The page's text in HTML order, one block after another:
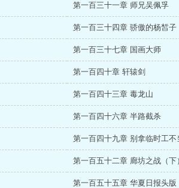
第一百三十一章 师兄吴佩孚
第一百三十四章 骄傲的杨皙子
第一百三十七章 国画大师
第一百四十章 轩辕剑
第一百四十三章 毒龙山
第一百四十六章 半路截杀
第一百四十九章 别拿临时工不
第一百五十二章 廊坊之战（下
第一百五十五章 华夏日报头版